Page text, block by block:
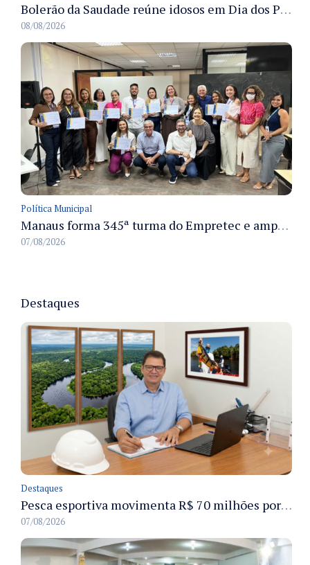
Bolerão da Saudade reúne idosos em Dia dos Pais promovido pela Fundação Dr. Thomas em Manaus
08/08/2026
Política Municipal
Manaus forma 345ª turma do Empretec e amplia qualificação de empreendedores na cidade
07/08/2026
Destaques
Destaques
Pesca esportiva movimenta R$ 70 milhões por ano e ganha espaço na economia sustentável do Amazonas
07/08/2026